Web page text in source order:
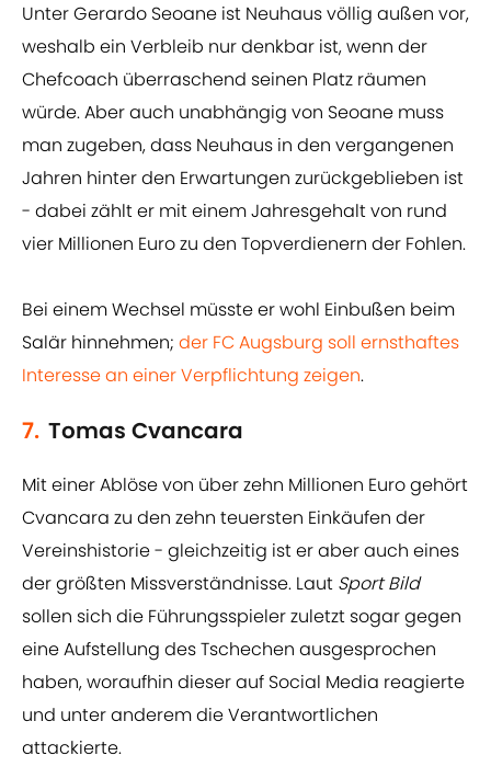
Unter Gerardo Seoane ist Neuhaus völlig außen vor,
weshalb ein Verbleib nur denkbar ist, wenn der
Chefcoach überraschend seinen Platz räumen
würde. Aber auch unabhängig von Seoane muss
man zugeben, dass Neuhaus in den vergangenen
Jahren hinter den Erwartungen zurückgeblieben ist
- dabei zählt er mit einem Jahresgehalt von rund
vier Millionen Euro zu den Topverdienern der Fohlen.
Bei einem Wechsel müsste er wohl Einbußen beim
Salär hinnehmen; der FC Augsburg soll ernsthaftes
Interesse an einer Verpflichtung zeigen.
7. Tomas Cvancara
Mit einer Ablöse von über zehn Millionen Euro gehört
Cvancara zu den zehn teuersten Einkäufen der
Vereinshistorie - gleichzeitig ist er aber auch eines
der größten Missverständnisse. Laut Sport Bild
sollen sich die Führungsspieler zuletzt sogar gegen
eine Aufstellung des Tschechen ausgesprochen
haben, woraufhin dieser auf Social Media reagierte
und unter anderem die Verantwortlichen
attackierte.